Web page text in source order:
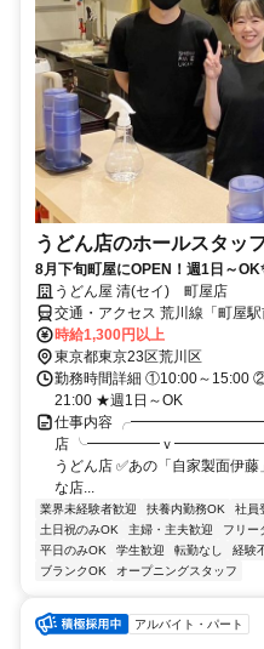
うどん店のホールスタ
8月下旬町屋にOPEN！週1日～
うどん屋 清(セイ) 町屋店
交通・アクセス 荒川線「町屋
分、京成「町屋駅」徒歩3分
時給1,300円以上
東京都東京23区荒川区
勤務時間詳細 ①10:00～15:00
21:00 ★週1日～OK
仕事内容
店 ╰━━━━━ｖ━━━━━━━╯
うどん店 ✅あの「自家製面伊
な店...
業界未経験者歓迎 扶養内勤務OK 社員
土日祝のみOK
主婦・主夫歓迎 フリー
平日のみOK
学生歓迎 転勤なし 経験
ブランクOK
オープニングスタッフ
アルバイト・パート